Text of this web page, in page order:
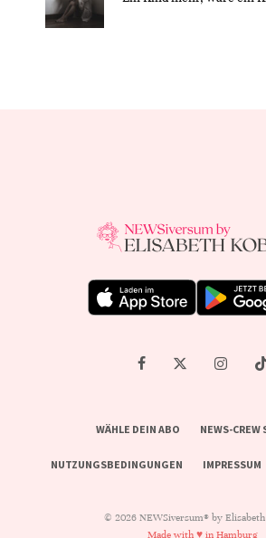
WÄHLE DEIN ABO NEWS-CREW
NUTZUNGSBEDINGUNGEN IMPRESSUM
© 2026 NEWSiversum® by
Made with ♥ in Hamburg